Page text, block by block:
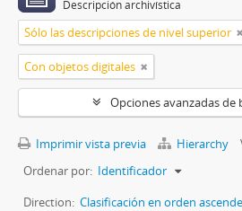
Descripción archivística
Sólo las descripciones de nivel superior
Con objetos digitales
Opciones avanzadas de
Imprimir vista previa Hierarchy
Ordenar por: Identificador
Direction: Clasificación en orden